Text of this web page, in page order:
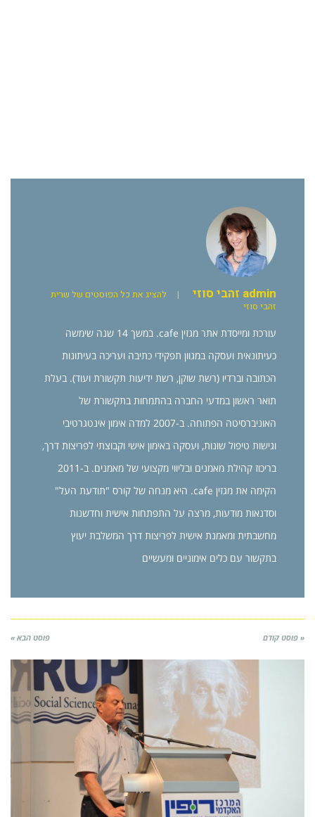
admin זהבי סוזי |
להציג את כל הפוסטים של שרית
זהבי סוזי
עורכת ומייסדת אתר מגזין cafe. במשך 14 שנה שימשה
כעיתונאית ועסקה במגוון תפקידי כתיבה ועריכה בעיתונות
הכתובה וברדיו (רשת שוקן, רשת ידיעות תקשורת ועוד). בעלת
תואר ראשון במדעי החברה בהתמחות בתקשורת של
האוניברסיטה הפתוחה. ב-2007 למדה אימון אינטגרטיבי
וגישות טיפול שונות, ועסקה באימון אישי וקבוצתי לפריצות דרך,
בריכוז קהילת מאמנים ובליווי מקצועי של מאמנים. ב-2011
הקימה את מגזין cafe. היא מנחה של קורס "תודעת העל"
וסדנאות מודעות, מרצה על התפתחות אישית וחדשנות
מחשבתית ומאמנת אישית לפריצות דרך המשלבת יעוץ
בתקשור עם כלים אימוניים ומעשיים
« פוסט קודם פוסט הבא »